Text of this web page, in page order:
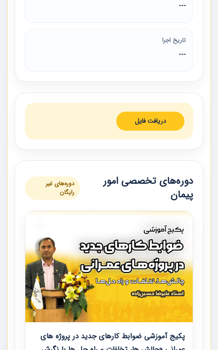
---
تاریخ اجرا
---
دریافت فایل
دوره‌های تخصصی امور
پیمان
دوره‌های غیر
رایگان
پکیج آموزشی ضوابط کارهای جدید در پروژه های